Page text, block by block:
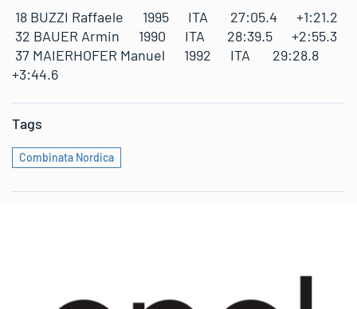
18 BUZZI Raffaele 1995 ITA 27:05.4 +1:21.2
32 BAUER Armin 1990 ITA 28:39.5 +2:55.3
37 MAIERHOFER Manuel 1992 ITA 29:28.8
+3:44.6
Tags
Combinata Nordica